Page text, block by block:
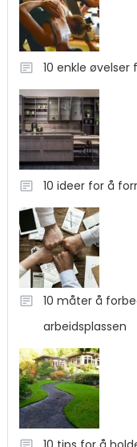
10 enkle
10 ideer for å
10 måter å
arbeidsplassen